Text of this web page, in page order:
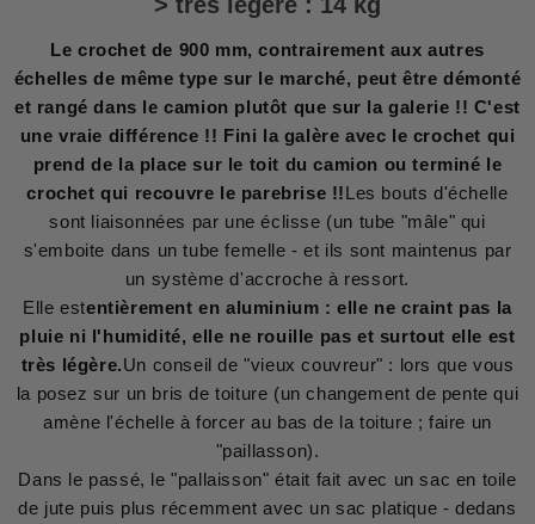
Le crochet de 900 mm, contrairement aux autres
échelles de même type sur le marché, peut être démonté
et rangé dans le camion plutôt que sur la galerie !! C'est
une vraie différence !! Fini la galère avec le crochet qui
prend de la place sur le toit du camion ou terminé le
crochet qui recouvre le parebrise !!Les bouts d'échelle
sont liaisonnées par une éclisse (un tube "mâle" qui
s'emboite dans un tube femelle - et ils sont maintenus par
un système d'accroche à ressort.
Elle estentièrement en aluminium : elle ne craint pas la
pluie ni l'humidité, elle ne rouille pas et surtout elle est
très légère.Un conseil de "vieux couvreur" : lors que vous
la posez sur un bris de toiture (un changement de pente qui
amène l'échelle à forcer au bas de la toiture ; faire un
"paillasson).
Dans le passé, le "pallaisson" était fait avec un sac en toile
de jute puis plus récemment avec un sac platique - dedans